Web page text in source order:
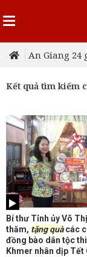
An Giang 24
Kết quả tìm kiếm
Bí thư Tỉnh ủy Võ
thăm, tặng quàcác
đồng bào dân tộc
Khmer nhân dịp Tết